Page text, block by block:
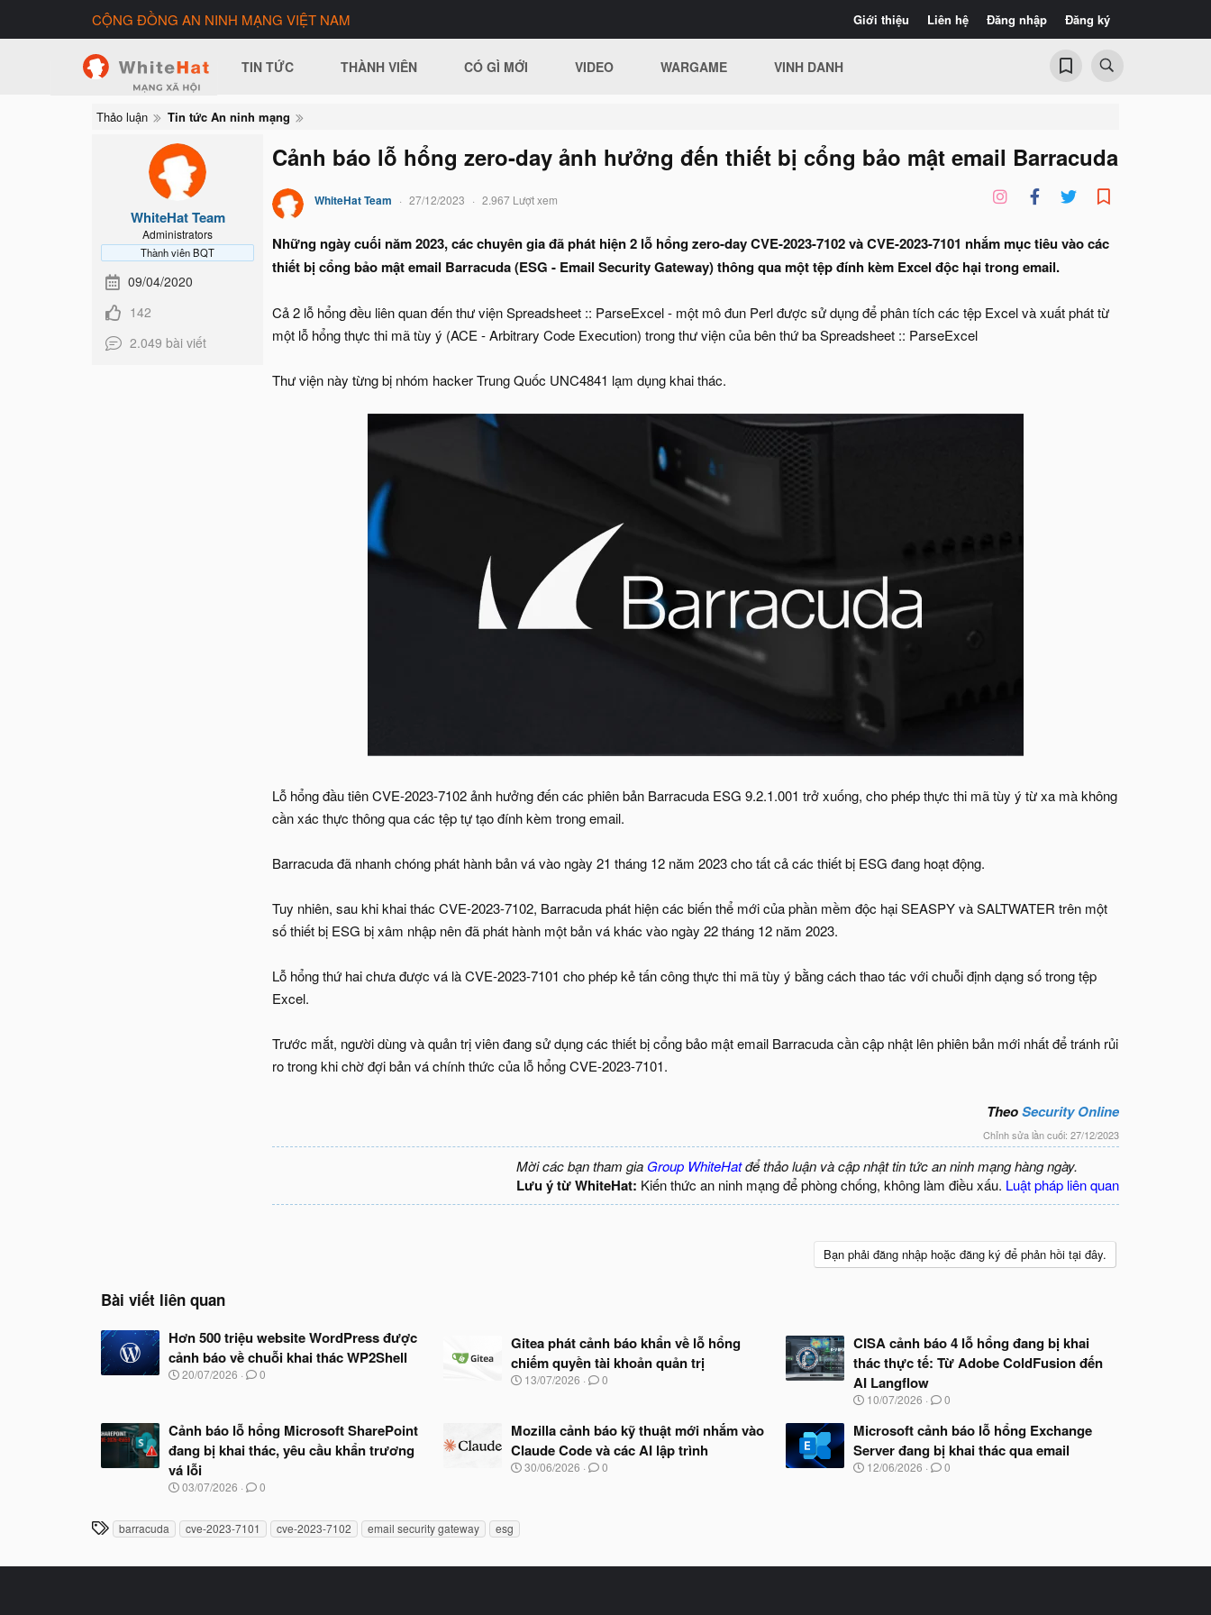
Giới thiệu Liên hệ Đăng nhập Đăng ký
CỘNG ĐỒNG AN NINH MẠNG VIỆT NAM
TIN TỨC THÀNH VIÊN CÓ GÌ MỚI VIDEO WARGAME VINH DANH
Thảo luận Tin tức An ninh mạng
WhiteHat Team
Administrators
Thành viên BQT
09/04/2020
142
2.049 bài viết
Cảnh báo lỗ hổng zero-day ảnh hưởng đến thiết bị cổng bảo mật email Barracuda
WhiteHat Team 27/12/2023 2.967 Lượt xem
Những ngày cuối năm 2023, các chuyên gia đã phát hiện 2 lỗ hổng zero-day CVE-2023-7102 và CVE-2023-7101 nhắm mục tiêu vào các
thiết bị cổng bảo mật email Barracuda (ESG - Email Security Gateway) thông qua một tệp đính kèm Excel độc hại trong email.
Cả 2 lỗ hổng đều liên quan đến thư viện Spreadsheet :: ParseExcel - một mô đun Perl được sử dụng để phân tích các tệp Excel và xuất phát từ
một lỗ hổng thực thi mã tùy ý (ACE - Arbitrary Code Execution) trong thư viện của bên thứ ba Spreadsheet :: ParseExcel
Thư viện này từng bị nhóm hacker Trung Quốc UNC4841 lạm dụng khai thác.
Lỗ hổng đầu tiên CVE-2023-7102 ảnh hưởng đến các phiên bản Barracuda ESG 9.2.1.001 trở xuống, cho phép thực thi mã tùy ý từ xa mà không
cần xác thực thông qua các tệp tự tạo đính kèm trong email.
Barracuda đã nhanh chóng phát hành bản vá vào ngày 21 tháng 12 năm 2023 cho tất cả các thiết bị ESG đang hoạt động.
Tuy nhiên, sau khi khai thác CVE-2023-7102, Barracuda phát hiện các biến thể mới của phần mềm độc hại SEASPY và SALTWATER trên một
số thiết bị ESG bị xâm nhập nên đã phát hành một bản vá khác vào ngày 22 tháng 12 năm 2023.
Lỗ hổng thứ hai chưa được vá là CVE-2023-7101 cho phép kẻ tấn công thực thi mã tùy ý bằng cách thao tác với chuỗi định dạng số trong tệp
Excel.
Trước mắt, người dùng và quản trị viên đang sử dụng các thiết bị cổng bảo mật email Barracuda cần cập nhật lên phiên bản mới nhất để tránh rủi
ro trong khi chờ đợi bản vá chính thức của lỗ hổng CVE-2023-7101.
TheoSecurity Online
Chỉnh sửa lần cuối: 27/12/2023
Mời các bạn tham gia Group WhiteHatđể thảo luận và cập nhật tin tức an ninh mạng hàng ngày.
Lưu ý từ WhiteHat: Kiến thức an ninh mạng để phòng chống, không làm điều xấu. Luật pháp liên quan
Bạn phải đăng nhập hoặc đăng ký để phản hồi tại đây.
Bài viết liên quan
Hơn 500 triệu website WordPress được
cảnh báo về chuỗi khai thác WP2Shell
N
b
ắ
t
đ
ầ
20/07/2026 0
Gitea phát cảnh báo khẩn về lỗ hổng
chiếm quyền tài khoản quản trị
N
b
ắ
t
13/07/2026 0
CISA cảnh báo 4 lỗ hổng đang bị khai
thác thực tế: Từ Adobe ColdFusion đến
AI Langflow
N
à
b
ắ
10/07/2026 0
Cảnh báo lỗ hổng Microsoft SharePoint
đang bị khai thác, yêu cầu khẩn trương
vá lỗi
N
y
03/07/2026 0
Mozilla cảnh báo kỹ thuật mới nhắm vào
Claude Code và các AI lập trình
N
đ
30/06/2026 0
Microsoft cảnh báo lỗ hổng Exchange
Server đang bị khai thác qua email
N
đ
12/06/2026 0
T
ẻ
barracuda cve-2023-7101 cve-2023-7102 email security gateway esg